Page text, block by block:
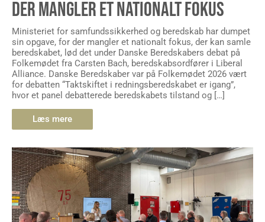
DER MANGLER ET NATIONALT FOKUS
Ministeriet for samfundssikkerhed og beredskab har dumpet
sin opgave, for der mangler et nationalt fokus, der kan samle
beredskabet, lød det under Danske Beredskabers debat på
Folkemødet fra Carsten Bach, beredskabsordfører i Liberal
Alliance. Danske Beredskaber var på Folkemødet 2026 vært
for debatten “Taktskiftet i redningsberedskabet er igang”,
hvor et panel debatterede beredskabets tilstand og […]
Læs mere